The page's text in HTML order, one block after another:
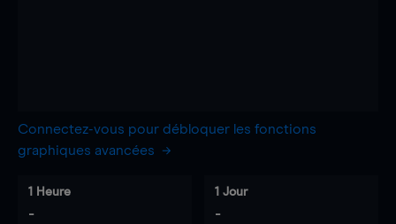
Connectez-vous pour débloquer les fonctions
graphiques avancées
1 Heure
-
1 Jour
-